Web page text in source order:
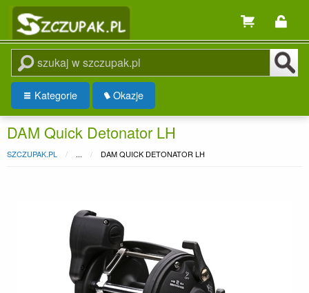
Kategorie Okazje
DAM Quick Detonator LH
SZCZUPAK.PL ... DAM QUICK DETONATOR LH